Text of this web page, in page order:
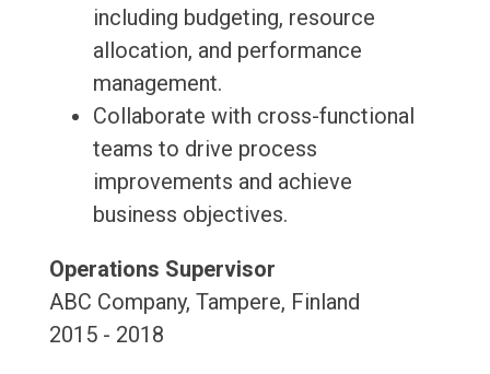
including budgeting, resource
allocation, and performance
management.
Collaborate with cross-functional
teams to drive process
improvements and achieve
business objectives.
Operations Supervisor
ABC Company, Tampere, Finland
2015 - 2018